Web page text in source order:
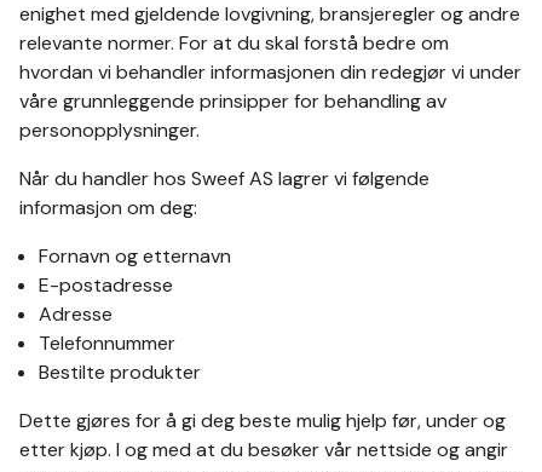
enighet med gjeldende lovgivning, bransjeregler og andre
relevante normer. For at du skal forstå bedre om
hvordan vi behandler informasjonen din redegjør vi under
våre grunnleggende prinsipper for behandling av
personopplysninger.
Når du handler hos Sweef AS lagrer vi følgende
informasjon om deg:
Fornavn og etternavn
E-postadresse
Adresse
Telefonnummer
Bestilte produkter
Dette gjøres for å gi deg beste mulig hjelp før, under og
etter kjøp. I og med at du besøker vår nettside og angir